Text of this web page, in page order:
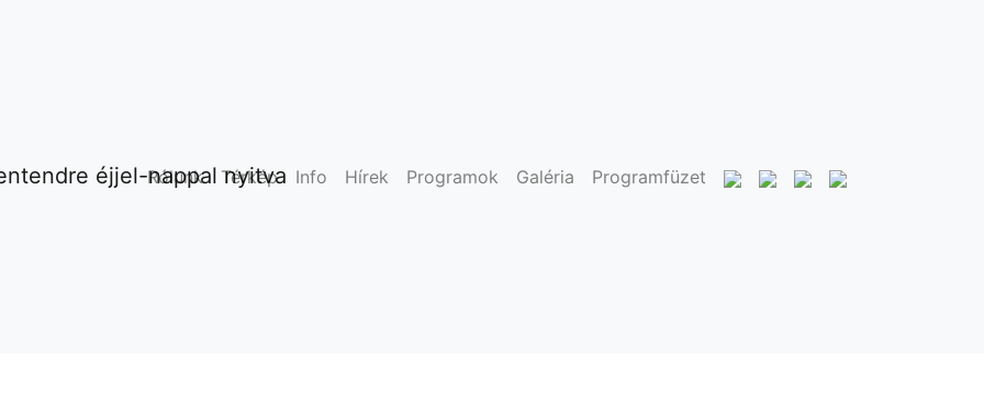
éjjel-nappal nyitva
Rólunk Térkép Info Hírek Programok Galéria Programfüzet